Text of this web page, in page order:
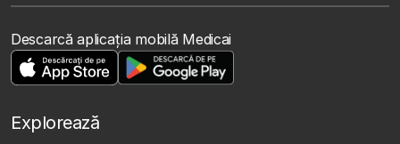
Descarcă aplicația mobilă Medicai
Explorează